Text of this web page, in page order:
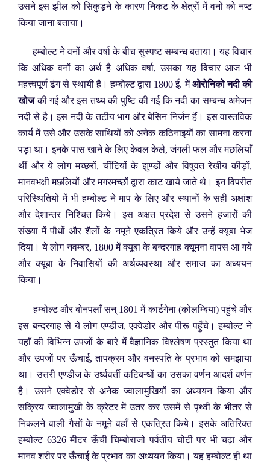
उसने इस झील को सिकुड़ने के कारण निकट के क्षेत्रों में वनों को नष्ट
किया जाना बताया।
हम्बोल्ट ने वनों और वर्षा के बीच सुस्पष्ट सम्बन्ध बताया। यह विचार
कि अधिक वनों का अर्थ है अधिक वर्षा, उसका यह विचार आज भी
महत्त्वपूर्ण ढंग से स्थायी है। हम्बोल्ट द्वारा 1800 ई. मेंओरोनिको नदी की
खोजकी गई और इस तथ्य की पुष्टि की गई कि नदी का सम्बन्ध अमेजन
नदी से है। इस नदी के तटीय भाग और बेसिन निर्जन हैं। इस वास्तविक
कार्य में उसे और उसके साथियों को अनेक कठिनाइयों का सामना करना
पड़ा था। इनके पास खाने के लिए केवल केले, जंगली फल और मछलियाँ
थीं और ये लोग मच्छरों, चींटियों के झुण्डों और विषुवत रेखीय कीड़ों,
मानवभक्षी मछलियों और मगरमच्छों द्वारा काट खाये जाते थे। इन विपरीत
परिस्थितियों में भी हम्बोल्ट ने माप के लिए और स्थानों के सही अक्षांश
और देशान्तर निश्चित किये। इस अक्षत प्रदेश से उसने हजारों की
संख्या में पौधों और शैलों के नमूने एकत्रित किये और उन्हें क्यूबा भेज
दिया। ये लोग नवम्बर, 1800 में क्यूबा के बन्दरगाह क्यूमना वापस आ गये
और क्यूबा के निवासियों की अर्थव्यवस्था और समाज का अध्ययन
किया।
हम्बोल्ट और बोनपलाँ सन् 1801 में कार्टगेना (कोलम्बिया) पहुंचे और
इस बन्दरगाह से ये लोग एण्डीज, एक्वेडोर और पीरू पहुँचे। हम्बोल्ट ने
यहाँ की विभिन्न उपजों के बारे में वैज्ञानिक विश्लेषण प्रस्तुत किया था
और उपजों पर ऊँचाई, तापक्रम और वनस्पति के प्रभाव को समझाया
था। उत्तरी एण्डीज के उर्ध्ववर्ती कटिबन्धों का उसका वर्णन आदर्श वर्णन
है। उसने एक्वेडोर से अनेक ज्वालामुखियों का अध्ययन किया और
सक्रिय ज्वालामुखी के क्रेटर में उतर कर उसमें से पृथ्वी के भीतर से
निकलने वाली गैसों के नमूने वहाँ से एकत्रित किये। इसके अतिरिक्त
हम्बोल्ट 6326 मीटर ऊँची चिम्बोराजो पर्वतीय चोटी पर भी चढ़ा और
मानव शरीर पर ऊँचाई के प्रभाव का अध्ययन किया। यह हम्बोल्ट ही था